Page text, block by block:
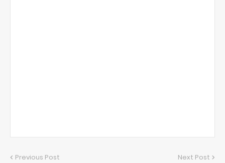
Previous Post Next Post